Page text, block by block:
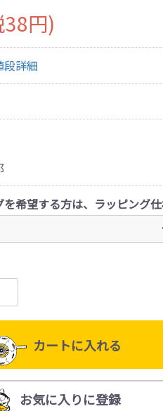
円)
段詳細
希望する方は、ラッピング
カートに入れる
お気に入りに登録